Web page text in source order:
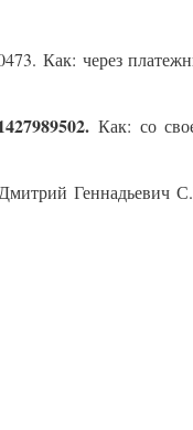
Как: через
Как: со
Геннадьевич